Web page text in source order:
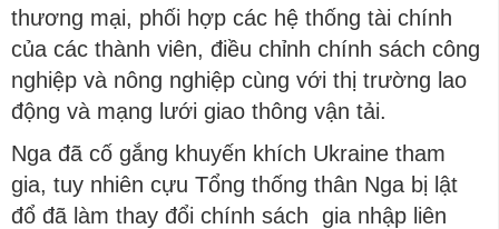
thương mại, phối hợp các hệ thống tài chính
của các thành viên, điều chỉnh chính sách công
nghiệp và nông nghiệp cùng với thị trường lao
động và mạng lưới giao thông vận tải.
Nga đã cố gắng khuyến khích Ukraine tham
gia, tuy nhiên cựu Tổng thống thân Nga bị lật
đổ đã làm thay đổi chính sách gia nhập liên